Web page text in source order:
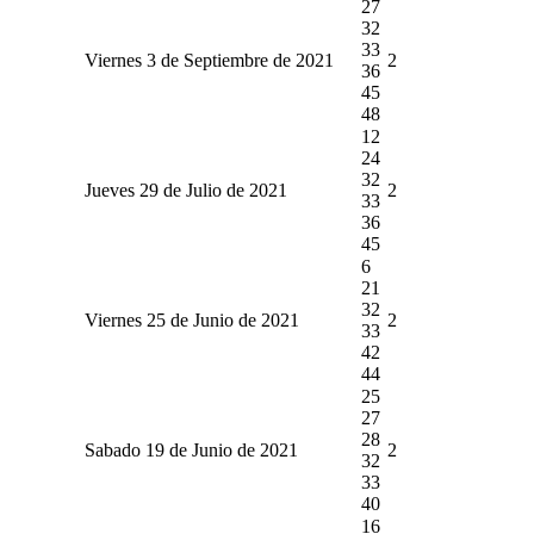
Viernes 3 de Septiembre de 2021
27
32
33
36
45
48
2
Jueves 29 de Julio de 2021
12
24
32
33
36
45
2
Viernes 25 de Junio de 2021
6
21
32
33
42
44
2
Sabado 19 de Junio de 2021
25
27
28
32
33
40
2
16